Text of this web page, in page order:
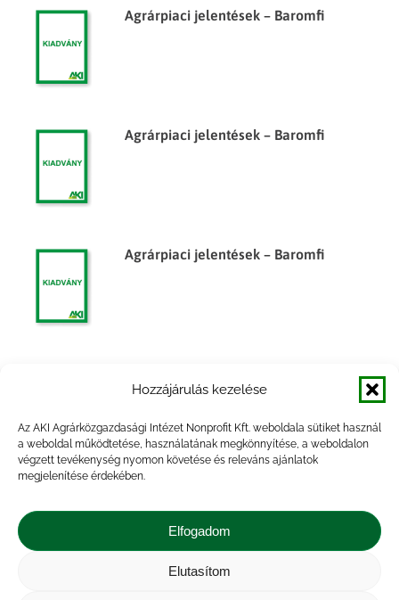
Hozzájárulás kezelése
Az AKI Agrárközgazdasági Intézet Nonprofit Kft. weboldala sütiket használ
a weboldal működtetése, használatának megkönnyítése, a weboldalon
végzett tevékenység nyomon követése és releváns ajánlatok
megjelenítése érdekében.
Elfogadom
Elutasítom
Agrárpiaci jelentések – Baromfi
Agrárpiaci jelentések – Baromfi
Agrárpiaci jelentések – Baromfi